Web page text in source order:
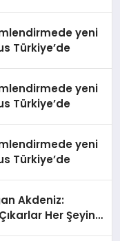
yeni
Türkiye’de
yeni
Türkiye’de
yeni
Türkiye’de
Akdeniz:
Her Şeyin